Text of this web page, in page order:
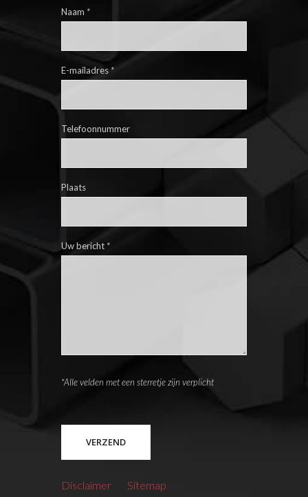
Naam *
E-mailadres *
Telefoonnummer
Plaats
Uw bericht *
*Alle velden met een sterretje zijn verplicht
Disclaimer
Sitemap